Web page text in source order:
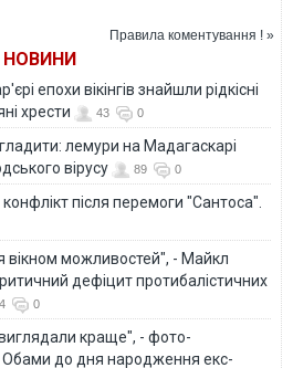
Правила коментування ! »
НОВИНИ
епохи вікінгів знайшли рідкісні
хрести
43 0
лемури на Мадагаскарі
вірусу
89 0
після перемоги "Сантоса".
вікном можливостей", - Майкл
дефіцит протибалістичних
0
виглядали краще", - фото-
Обами до дня народження екс-